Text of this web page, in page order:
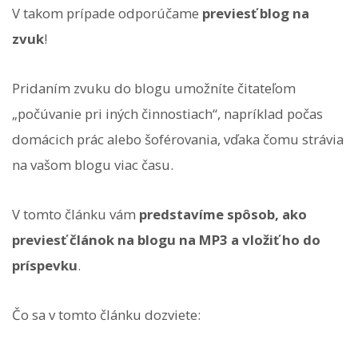
V takom prípade odporúčame previesť blog na
zvuk!
Pridaním zvuku do blogu umožníte čitateľom
„počúvanie pri iných činnostiach“, napríklad počas
domácich prác alebo šoférovania, vďaka čomu strávia
na vašom blogu viac času.
V tomto článku vám predstavíme spôsob, ako
previesť článok na blogu na MP3 a vložiť ho do
príspevku.
Čo sa v tomto článku dozviete: